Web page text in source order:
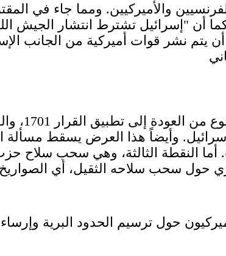
والأميركيين. ومما جاء في
أن "إسرائيل تشترط انتشار الجيش
أن يتم نشر قوات أميركية من الجانب
هناك
وأيضاً هذا العرض يسقط مسألة
أما النقطة الثالثة، وهي سحب سلاح
حول سحب سلاحه الثقيل، أي
حول ترسيم الحدود البرية